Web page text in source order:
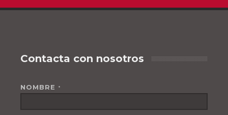
Contacta con nosotros
NOMBRE *